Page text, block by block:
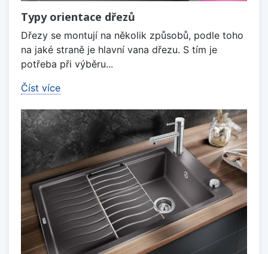
Typy orientace dřezů
Dřezy se montují na několik způsobů, podle toho
na jaké straně je hlavní vana dřezu. S tím je
potřeba při výběru...
Číst více